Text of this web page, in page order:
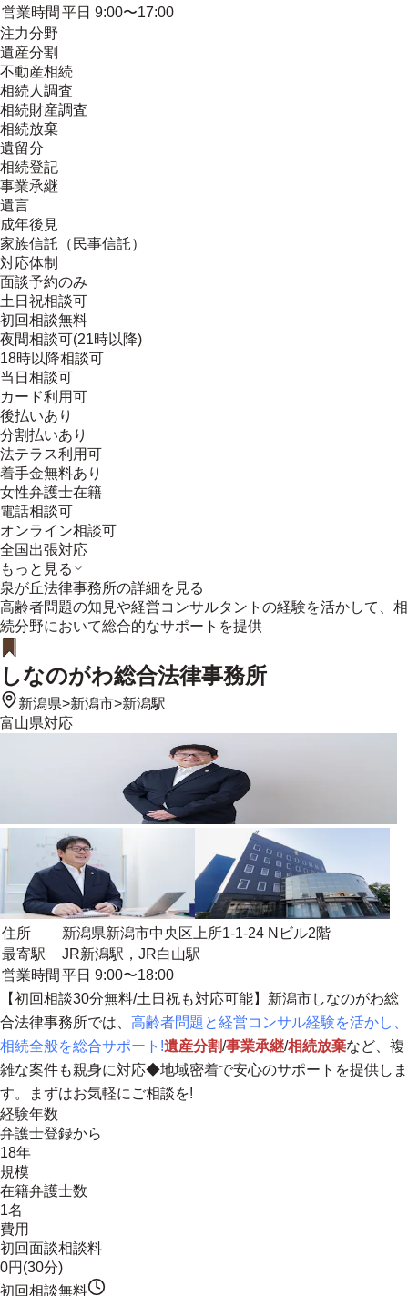
営業時間 平日 9:00〜17:00
注力分野
遺産分割
不動産相続
相続人調査
相続財産調査
相続放棄
遺留分
相続登記
事業承継
遺言
成年後見
家族信託（民事信託）
対応体制
面談予約のみ
土日祝相談可
初回相談無料
夜間相談可(21時以降)
18時以降相談可
当日相談可
カード利用可
後払いあり
分割払いあり
法テラス利用可
着手金無料あり
女性弁護士在籍
電話相談可
オンライン相談可
全国出張対応
もっと見る
泉が丘法律事務所の詳細を見る
高齢者問題の知見や経営コンサルタントの経験を活かして、相
続分野において総合的なサポートを提供
しなのがわ総合法律事務所
新潟県>新潟市>新潟駅
富山県対応
住所
新潟県新潟市中央区上所1-1-24 Nビル2階
最寄駅
JR新潟駅，JR白山駅
営業時間 平日 9:00〜18:00
【初回相談30分無料/土日祝も対応可能】新潟市しなのがわ総
合法律事務所では
高齢者問題と経営コンサル経験を活かし、
相続全般を総合サポート!遺産分割/事業承継/相続放棄など、複
雑な案件も親身に対応◆地域密着で安心のサポートを提供しま
す。まずはお気軽にご相談を!
経験年数
弁護士登録から
18年
規模
在籍弁護士数
1名
費用
初回面談相談料
0円(30分)
初回相談無料